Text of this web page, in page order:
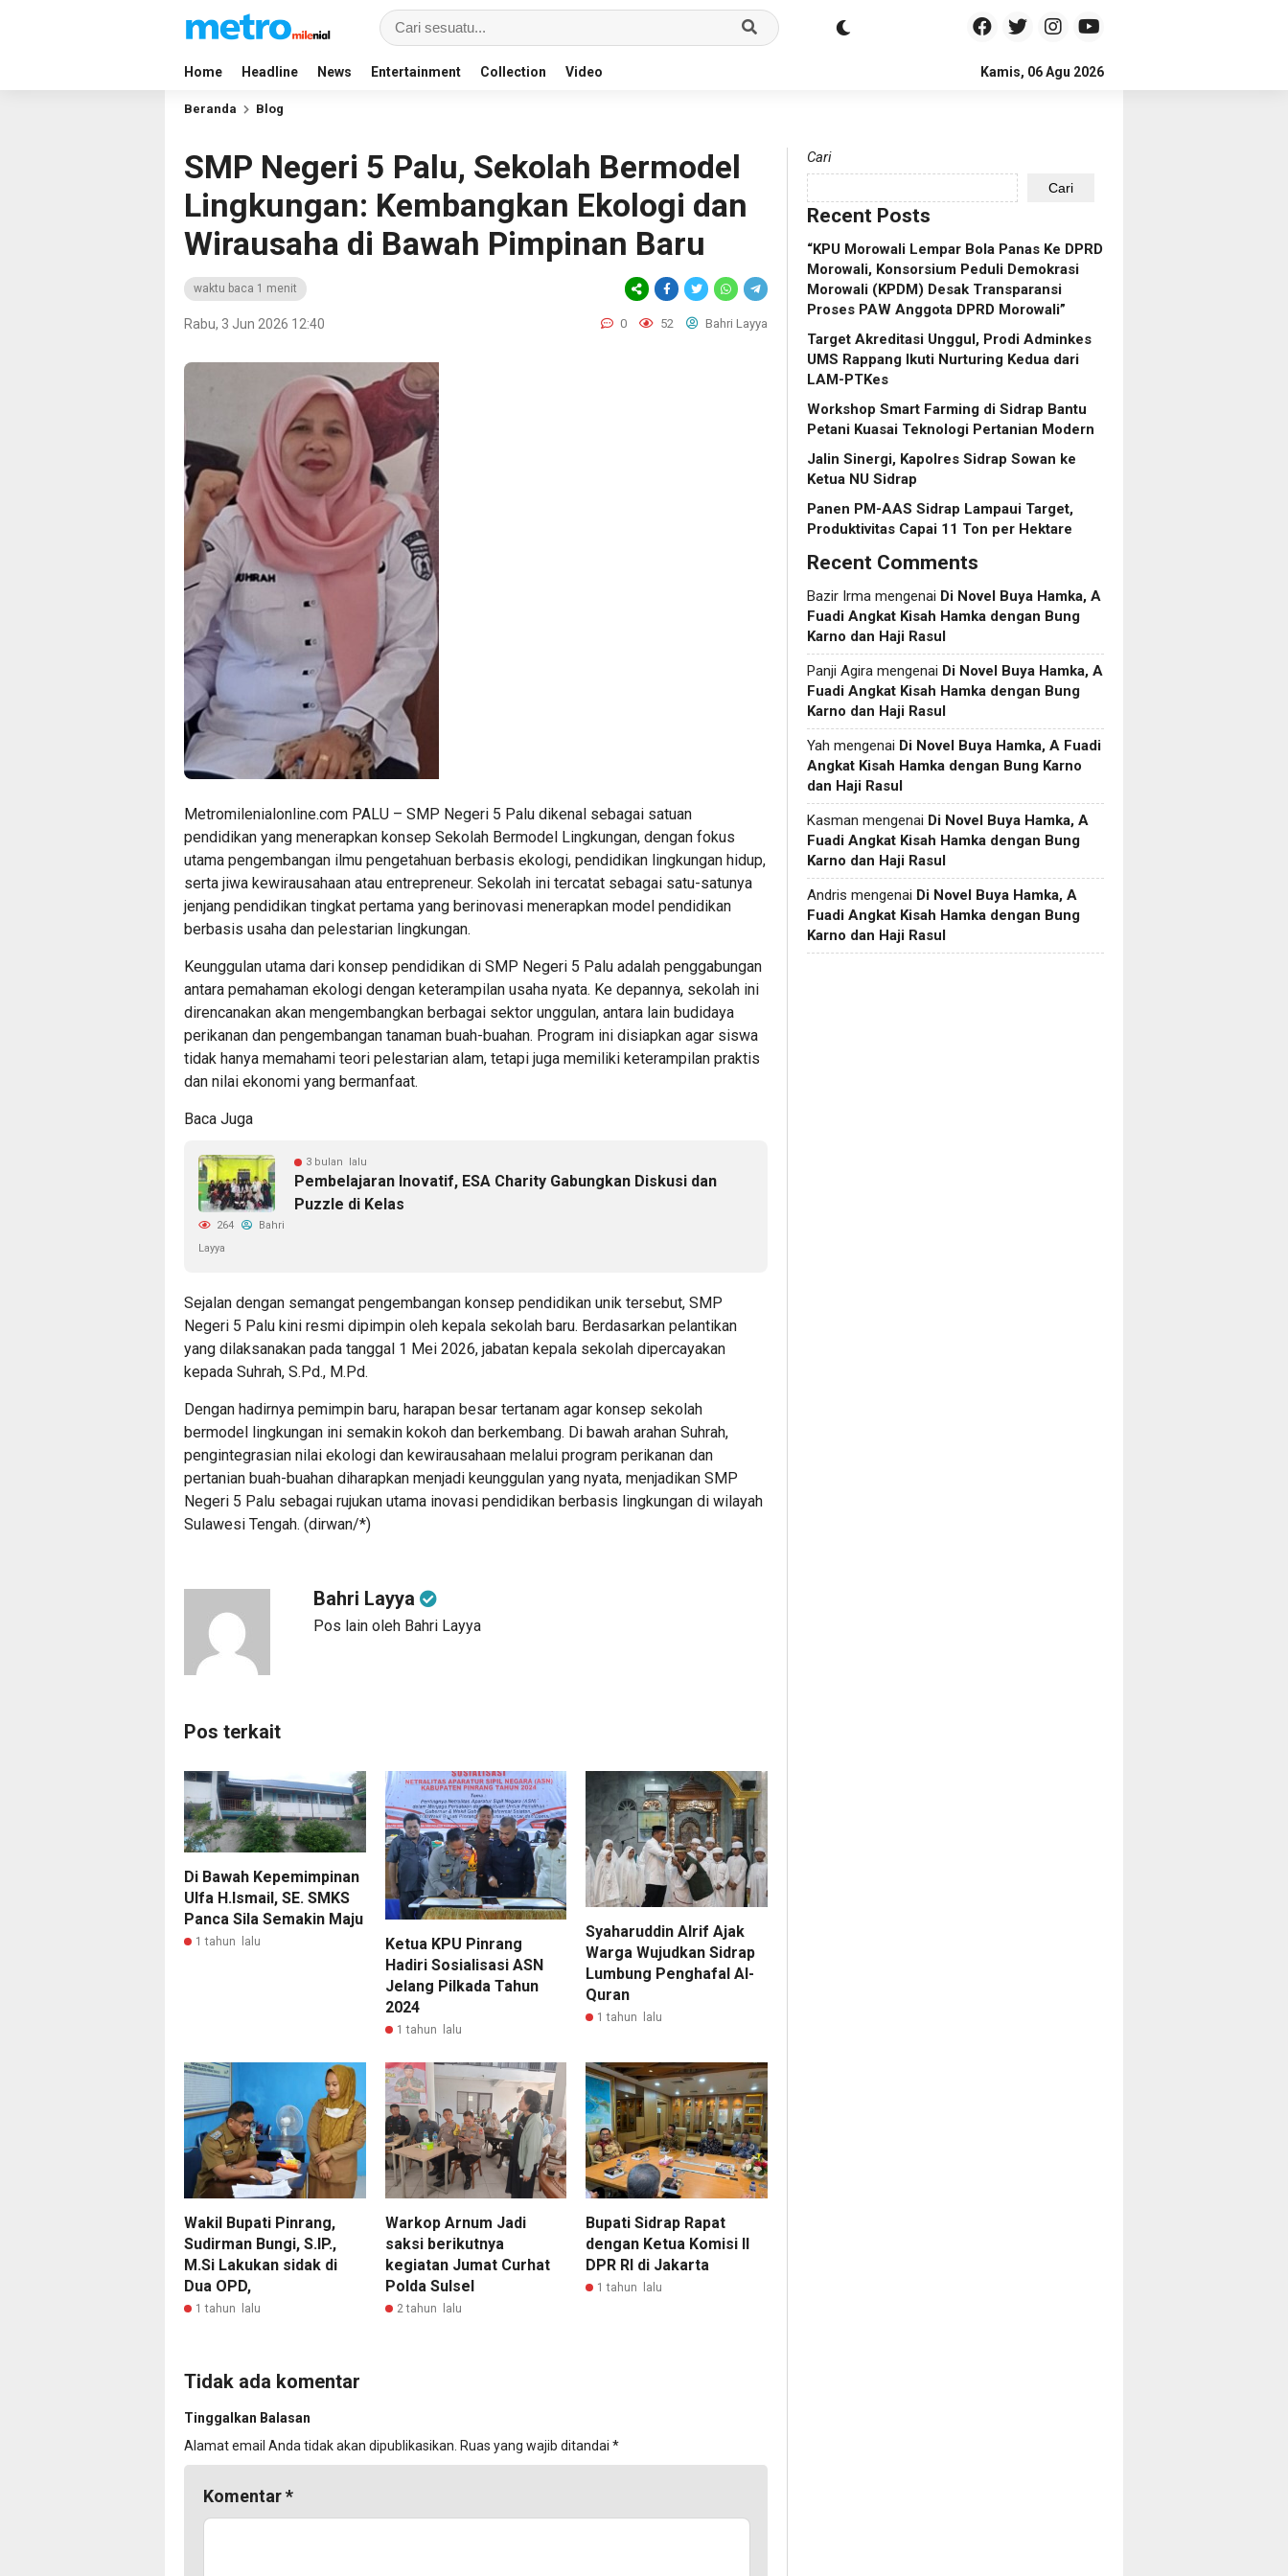
Home Headline News Entertainment Collection Video Kamis, 06 Agu 2026
Beranda Blog
SMP Negeri 5 Palu, Sekolah Bermodel
Lingkungan: Kembangkan Ekologi dan
Wirausaha di Bawah Pimpinan Baru
waktu baca 1 menit
Rabu, 3 Jun 2026 12:40 0 52 Bahri Layya
Metromilenialonline.com PALU – SMP Negeri 5 Palu dikenal sebagai satuan
pendidikan yang menerapkan konsep Sekolah Bermodel Lingkungan, dengan fokus
utama pengembangan ilmu pengetahuan berbasis ekologi, pendidikan lingkungan hidup,
serta jiwa kewirausahaan atau entrepreneur. Sekolah ini tercatat sebagai satu-satunya
jenjang pendidikan tingkat pertama yang berinovasi menerapkan model pendidikan
berbasis usaha dan pelestarian lingkungan.
Keunggulan utama dari konsep pendidikan di SMP Negeri 5 Palu adalah penggabungan
antara pemahaman ekologi dengan keterampilan usaha nyata. Ke depannya, sekolah ini
direncanakan akan mengembangkan berbagai sektor unggulan, antara lain budidaya
perikanan dan pengembangan tanaman buah-buahan. Program ini disiapkan agar siswa
tidak hanya memahami teori pelestarian alam, tetapi juga memiliki keterampilan praktis
dan nilai ekonomi yang bermanfaat.
Baca Juga
3 bulan lalu
Pembelajaran Inovatif, ESA Charity Gabungkan Diskusi dan
Puzzle di Kelas
264
Bahri
Layya
Sejalan dengan semangat pengembangan konsep pendidikan unik tersebut, SMP
Negeri 5 Palu kini resmi dipimpin oleh kepala sekolah baru. Berdasarkan pelantikan
yang dilaksanakan pada tanggal 1 Mei 2026, jabatan kepala sekolah dipercayakan
kepada Suhrah, S.Pd., M.Pd.
Dengan hadirnya pemimpin baru, harapan besar tertanam agar konsep sekolah
bermodel lingkungan ini semakin kokoh dan berkembang. Di bawah arahan Suhrah,
pengintegrasian nilai ekologi dan kewirausahaan melalui program perikanan dan
pertanian buah-buahan diharapkan menjadi keunggulan yang nyata, menjadikan SMP
Negeri 5 Palu sebagai rujukan utama inovasi pendidikan berbasis lingkungan di wilayah
Sulawesi Tengah. (dirwan/*)
Bahri Layya
Pos lain oleh Bahri Layya
Pos terkait
Di Bawah Kepemimpinan
Ulfa H.Ismail, SE. SMKS
Panca Sila Semakin Maju
1 tahun lalu
Ketua KPU Pinrang
Hadiri Sosialisasi ASN
Jelang Pilkada Tahun
2024
1 tahun lalu
Syaharuddin Alrif Ajak
Warga Wujudkan Sidrap
Lumbung Penghafal Al-
Quran
1 tahun lalu
Wakil Bupati Pinrang,
Sudirman Bungi, S.IP.,
M.Si Lakukan sidak di
Dua OPD,
1 tahun lalu
Warkop Arnum Jadi
saksi berikutnya
kegiatan Jumat Curhat
Polda Sulsel
2 tahun lalu
Bupati Sidrap Rapat
dengan Ketua Komisi II
DPR RI di Jakarta
1 tahun lalu
Tidak ada komentar
Tinggalkan Balasan
Alamat email Anda tidak akan dipublikasikan. Ruas yang wajib ditandai *
Komentar*
Cari
Cari
Recent Posts
“KPU Morowali Lempar Bola Panas Ke DPRD
Morowali, Konsorsium Peduli Demokrasi
Morowali (KPDM) Desak Transparansi
Proses PAW Anggota DPRD Morowali”
Target Akreditasi Unggul, Prodi Adminkes
UMS Rappang Ikuti Nurturing Kedua dari
LAM-PTKes
Workshop Smart Farming di Sidrap Bantu
Petani Kuasai Teknologi Pertanian Modern
Jalin Sinergi, Kapolres Sidrap Sowan ke
Ketua NU Sidrap
Panen PM-AAS Sidrap Lampaui Target,
Produktivitas Capai 11 Ton per Hektare
Recent Comments
Bazir Irma mengenai Di Novel Buya Hamka, A
Fuadi Angkat Kisah Hamka dengan Bung
Karno dan Haji Rasul
Panji Agira mengenai Di Novel Buya Hamka, A
Fuadi Angkat Kisah Hamka dengan Bung
Karno dan Haji Rasul
Yah mengenai Di Novel Buya Hamka, A Fuadi
Angkat Kisah Hamka dengan Bung Karno
dan Haji Rasul
Kasman mengenai Di Novel Buya Hamka, A
Fuadi Angkat Kisah Hamka dengan Bung
Karno dan Haji Rasul
Andris mengenai Di Novel Buya Hamka, A
Fuadi Angkat Kisah Hamka dengan Bung
Karno dan Haji Rasul